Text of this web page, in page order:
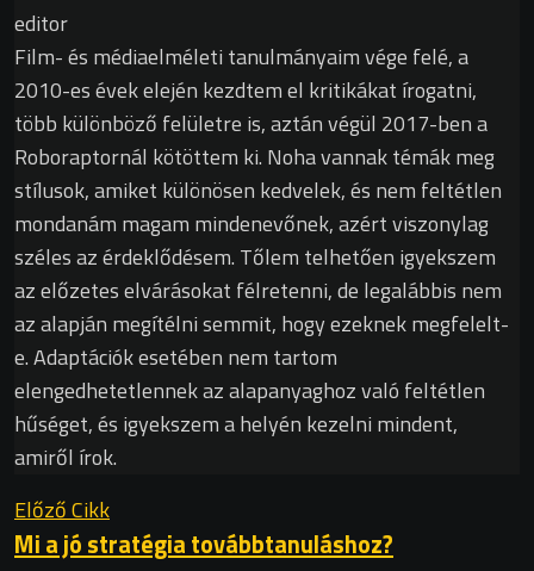
editor
Film- és médiaelméleti tanulmányaim vége felé, a
2010-es évek elején kezdtem el kritikákat írogatni,
több különböző felületre is, aztán végül 2017-ben a
Roboraptornál kötöttem ki. Noha vannak témák meg
stílusok, amiket különösen kedvelek, és nem feltétlen
mondanám magam mindenevőnek, azért viszonylag
széles az érdeklődésem. Tőlem telhetően igyekszem
az előzetes elvárásokat félretenni, de legalábbis nem
az alapján megítélni semmit, hogy ezeknek megfelelt-
e. Adaptációk esetében nem tartom
elengedhetetlennek az alapanyaghoz való feltétlen
hűséget, és igyekszem a helyén kezelni mindent,
amiről írok.
Előző Cikk
Mi a jó stratégia továbbtanuláshoz?